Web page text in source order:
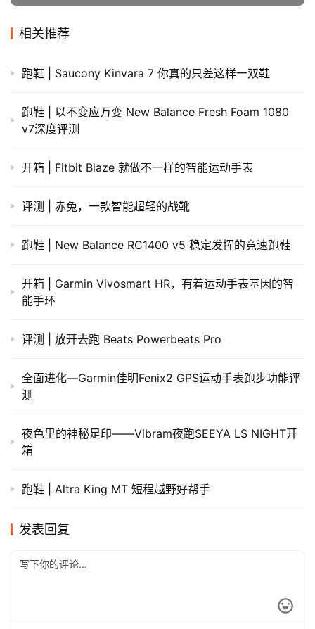
相关推荐
跑鞋 | Saucony Kinvara 7 你真的只差这样一双鞋
跑鞋 | 以不变应万变 New Balance Fresh Foam 1080
v7深度评测
开箱 | Fitbit Blaze 就做不一样的智能运动手表
评测 | 赤兔，一款智能超轻的战靴
跑鞋 | New Balance RC1400 v5 稳定发挥的竞速跑鞋
开箱 | Garmin Vivosmart HR，有着运动手表基因的智
能手环
评测 | 放开去跑 Beats Powerbeats Pro
全面进化—Garmin佳明Fenix2 GPS运动手表跑步功能评
测
夜色里的神秘足印——Vibram夜跑SEEYA LS NIGHT开
箱
跑鞋 | Altra King MT 短程越野好帮手
发表回复